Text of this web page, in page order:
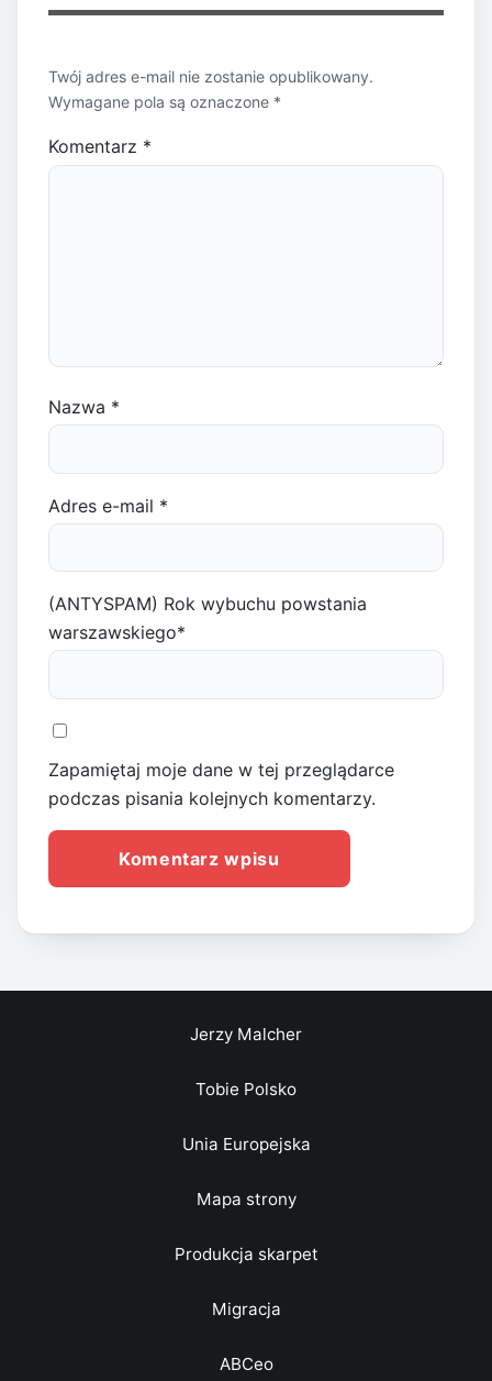
Twój adres e-mail nie zostanie opublikowany.
Wymagane pola są oznaczone *
Komentarz *
Nazwa *
Adres e-mail *
(ANTYSPAM) Rok wybuchu powstania
warszawskiego*
Zapamiętaj moje dane w tej przeglądarce
podczas pisania kolejnych komentarzy.
Jerzy Malcher
Tobie Polsko
Unia Europejska
Mapa strony
Produkcja skarpet
Migracja
ABCeo